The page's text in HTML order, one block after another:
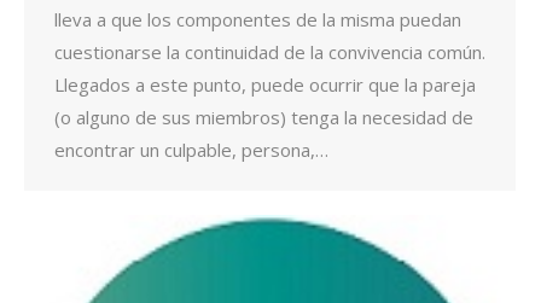
lleva a que los componentes de la misma puedan
cuestionarse la continuidad de la convivencia común.
Llegados a este punto, puede ocurrir que la pareja
(o alguno de sus miembros) tenga la necesidad de
encontrar un culpable, persona,…